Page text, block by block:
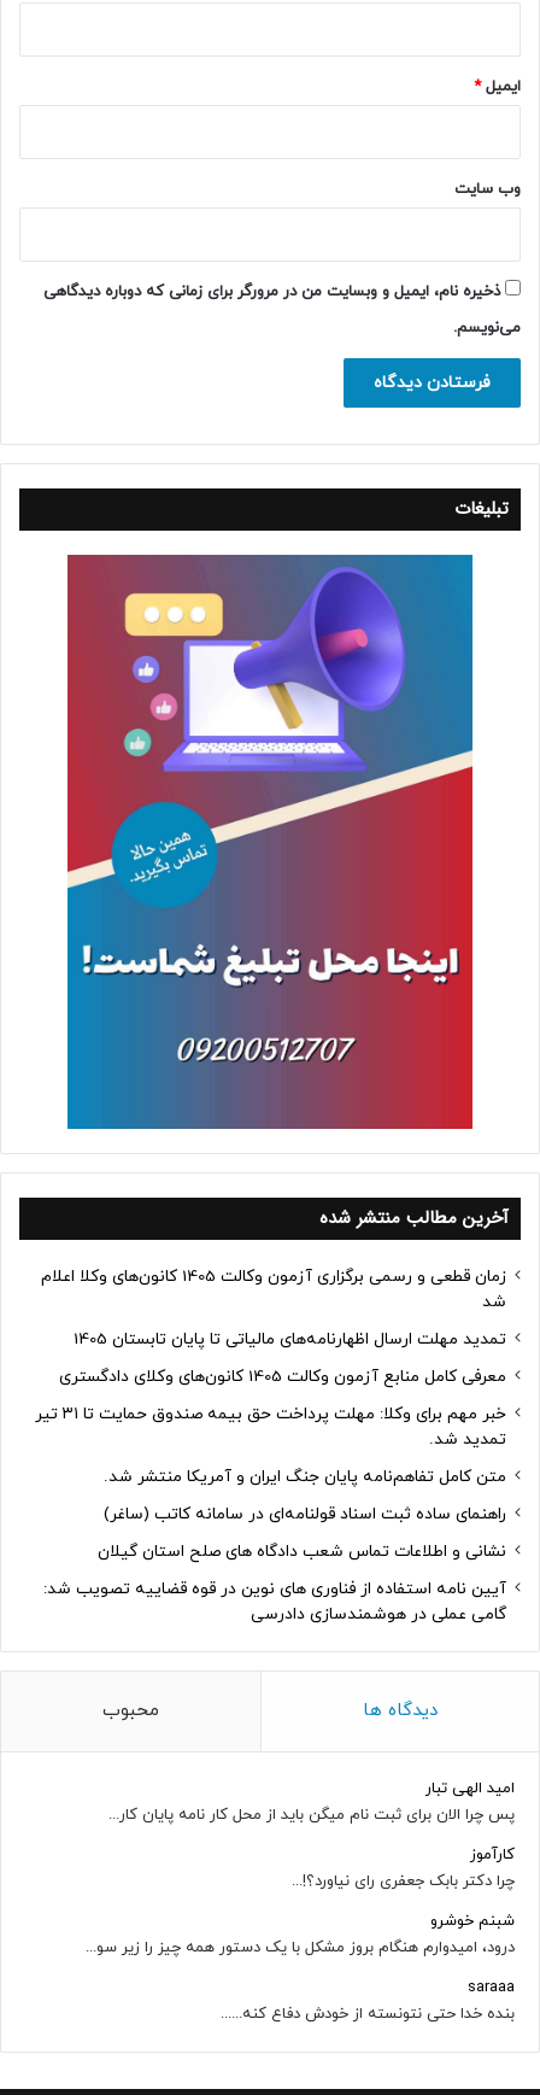
ایمیل*
وب‌ سایت
ذخیره نام، ایمیل و وبسایت من در مرورگر برای زمانی که دوباره دیدگاهی
می‌نویسم.
تبلیغات
آخرین مطالب منتشر شده
زمان قطعی و رسمی برگزاری آزمون وکالت 1405 کانون‌های وکلا اعلام
شد
تمدید مهلت ارسال اظهارنامه‌های مالیاتی تا پایان تابستان 1405
معرفی کامل منابع آزمون وکالت 1405 کانون‌های وکلای دادگستری
خبر مهم برای وکلا: مهلت پرداخت حق بیمه صندوق حمایت تا ۳۱ تیر
تمدید شد.
متن کامل تفاهم‌نامه پایان جنگ ایران و آمریکا منتشر شد.
راهنمای ساده ثبت اسناد قولنامه‌ای در سامانه کاتب (ساغر)
نشانی و اطلاعات تماس شعب دادگاه های صلح استان گیلان
آیین نامه استفاده از فناوری های نوین در قوه قضاییه تصویب شد:
گامی عملی در هوشمندسازی دادرسی
دیدگاه ها محبوب
امید الهی تبار
پس چرا الان برای ثبت نام میگن باید از محل کار نامه پایان کار...
کارآموز
چرا دکتر بابک جعفری رای نیاورد؟!...
شبنم خوشرو
درود، امیدوارم هنگام بروز مشکل با یک دستور همه چیز را زیر سو...
saraaa
بنده خدا حتی نتونسته از خودش دفاع کنه......